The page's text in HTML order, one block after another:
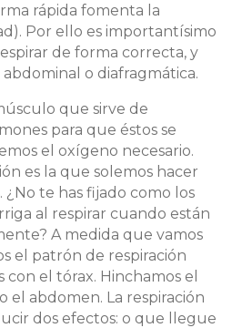
rápida fomenta la
Por ello es importantísimo
de forma correcta, y
abdominal o diafragmática.
que sirve de
para que éstos se
el oxígeno necesario.
es la que solemos hacer
¿No te has fijado como los
al respirar cuando están
A medida que vamos
el patrón de respiración
el tórax. Hinchamos el
el abdomen. La respiración
dos efectos: o que llegue